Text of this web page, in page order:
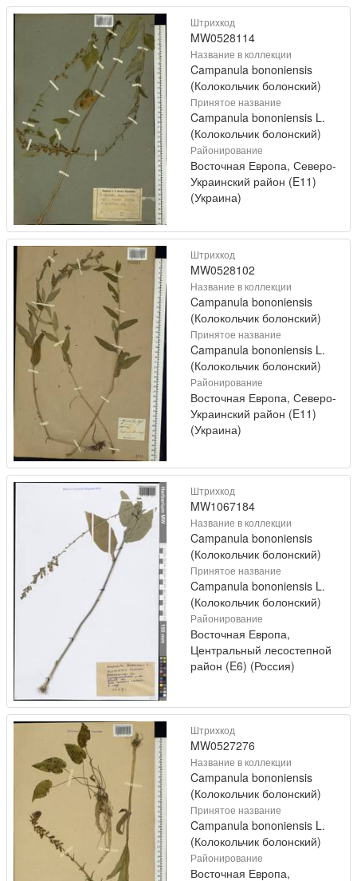
Штрихкод
MW0528114
Название в коллекции
Campanula bononiensis
(Колокольчик болонский)
Принятое название
Campanula bononiensis L.
(Колокольчик болонский)
Районирование
Восточная Европа, Северо-
Украинский район (E11)
(Украина)
Штрихкод
MW0528102
Название в коллекции
Campanula bononiensis
(Колокольчик болонский)
Принятое название
Campanula bononiensis L.
(Колокольчик болонский)
Районирование
Восточная Европа, Северо-
Украинский район (E11)
(Украина)
Штрихкод
MW1067184
Название в коллекции
Campanula bononiensis
(Колокольчик болонский)
Принятое название
Campanula bononiensis L.
(Колокольчик болонский)
Районирование
Восточная Европа,
Центральный лесостепной
район (E6) (Россия)
Штрихкод
MW0527276
Название в коллекции
Campanula bononiensis
(Колокольчик болонский)
Принятое название
Campanula bononiensis L.
(Колокольчик болонский)
Районирование
Восточная Европа,